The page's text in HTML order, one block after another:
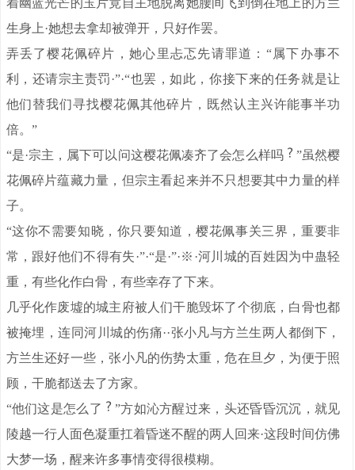
着幽蓝光芒的玉片竟自主地脱离她腰间飞到倒在地上的方兰
生身上·她想去拿却被弹开，只好作罢。
弄丢了樱花佩碎片，她心里忐忑先请罪道：“属下办事不
利，还请宗主责罚·”·“也罢，如此，你接下来的任务就是让
他们替我们寻找樱花佩其他碎片，既然认主兴许能事半功
倍。”
“是·宗主，属下可以问这樱花佩凑齐了会怎么样吗
”虽然樱
花佩碎片蕴藏力量，但宗主看起来并不只想要其中力量的样
子。
“这你不需要知晓，你只要知道，樱花佩事关三界，重要非
常，跟好他们不得有失·”·“是·”·※·河川城的百姓因为中蛊轻
重，有些化作白骨，有些幸存了下来。
几乎化作废墟的城主府被人们干脆毁坏了个彻底，白骨也都
被掩埋，连同河川城的伤痛··张小凡与方兰生两人都倒下，
方兰生还好一些，张小凡的伤势太重，危在旦夕，为便于照
顾，干脆都送去了方家。
“他们这是怎么了
”方如沁方醒过来，头还昏昏沉沉，就见
陵越一行人面色凝重扛着昏迷不醒的两人回来·这段时间仿佛
大梦一场，醒来许多事情变得很模糊。